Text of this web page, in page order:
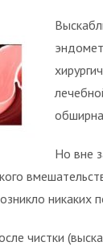
Но вне
никаких
чистки